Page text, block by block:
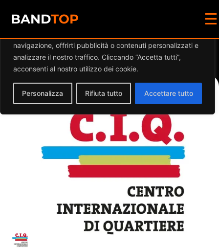
Diamo valore alla tua privacy
navigazione, offrirti pubblicità o contenuti personalizzati e
analizzare il nostro traffico. Cliccando “Accetta tutti”,
acconsenti al nostro utilizzo dei cookie.
Personalizza Rifiuta tutto Accettare tutto
BANDTOP ☰
Events at this location